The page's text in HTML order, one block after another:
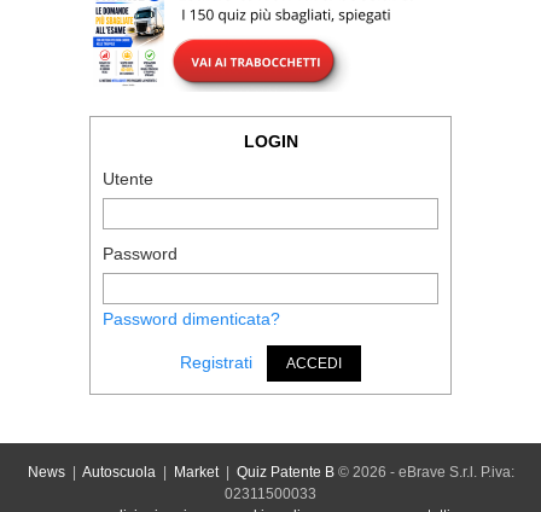
LOGIN
Utente
Password
Password dimenticata?
Registrati ACCEDI
News| Autoscuola| Market| Quiz Patente B© 2026 - eBrave S.r.l. P.iva:
02311500033